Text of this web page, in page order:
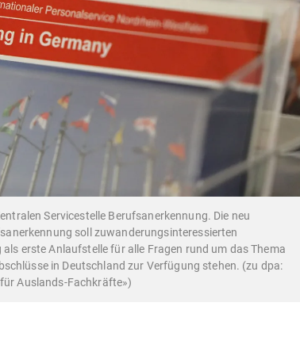
Servicestelle Berufsanerkennung. Die neu
soll zuwanderungsinteressierten
erste Anlaufstelle für alle Fragen rund um das Thema
in Deutschland zur Verfügung stehen. (zu dpa:
Auslands-Fachkräfte»)